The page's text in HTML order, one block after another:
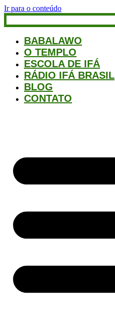
Ir para o conteúdo
BABALAWO
O TEMPLO
ESCOLA DE IFÁ
RÁDIO IFÁ BRASIL
BLOG
CONTATO